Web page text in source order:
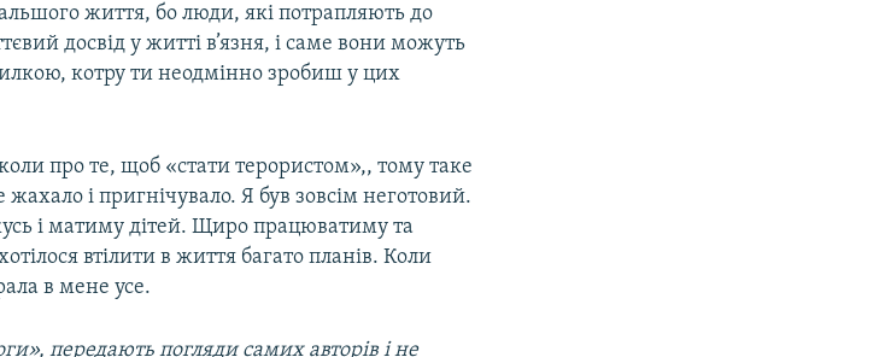
життя, бо люди, які потрапляють до
досвід у житті в’язня, і саме вони можуть
котру ти неодмінно зробиш у цих
про те, щоб «стати терористом»,, тому таке
і пригнічувало. Я був зовсім неготовий.
і матиму дітей. Щиро працюватиму та
втілити в життя багато планів. Коли
в мене усе.
передають погляди самих авторів і не